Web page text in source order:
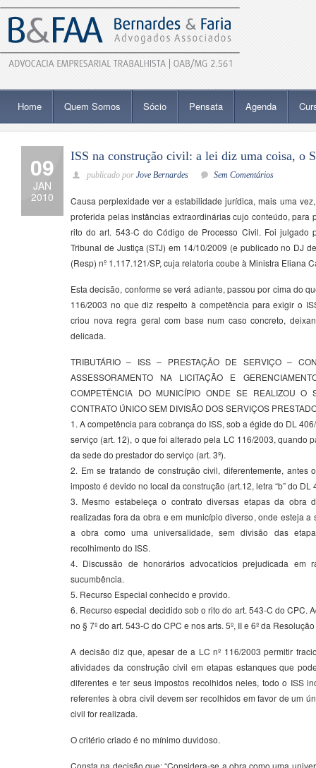
Home Quem Somos Sócio Pensata Agenda
09
JAN
2010
ISS na construção civil: a lei diz uma coisa, o
publicado por Jove Bernardes Sem Comentários
Causa perplexidade ver a estabilidade jurídica, mais uma
proferida pelas instâncias extraordinárias cujo conteúdo, para
rito do art. 543-C do Código de Processo Civil. Foi julgado
Tribunal de Justiça (STJ) em 14/10/2009 (e publicado no DJ
(Resp) nº 1.117.121/SP, cuja relatoria coube à Ministra Eliana
Esta decisão, conforme se verá adiante, passou por cima do
116/2003 no que diz respeito à competência para exigir o
criou nova regra geral com base num caso concreto,
delicada.
TRIBUTÁRIO – ISS – PRESTAÇÃO DE SERVIÇO –
ASSESSORAMENTO NA LICITAÇÃO E
COMPETÊNCIA DO MUNICÍPIO ONDE SE REALIZOU O
CONTRATO ÚNICO SEM DIVISÃO DOS SERVIÇOS
1. A competência para cobrança do ISS, sob a égide do DL
serviço (art. 12), o que foi alterado pela LC 116/2003, quando
da sede do prestador do serviço (art. 3º).
2. Em se tratando de construção civil, diferentemente, antes
imposto é devido no local da construção (art.12, letra “b” do DL
3. Mesmo estabeleça o contrato diversas etapas da obra
realizadas fora da obra e em município diverso, onde esteja a
a obra como uma universalidade, sem divisão das
recolhimento do ISS.
4. Discussão de honorários advocatícios prejudicada em
sucumbência.
5. Recurso Especial conhecido e provido.
6. Recurso especial decidido sob o rito do art. 543-C do CPC.
no § 7º do art. 543-C do CPC e nos arts. 5º, II e 6º da
A decisão diz que, apesar de a LC nº 116/2003 permitir
atividades da construção civil em etapas estanques que
diferentes e ter seus impostos recolhidos neles, todo o ISS
referentes à obra civil devem ser recolhidos em favor de um
civil for realizada.
O critério criado é no mínimo duvidoso.
Consta na decisão que: “Considera-se a obra como uma